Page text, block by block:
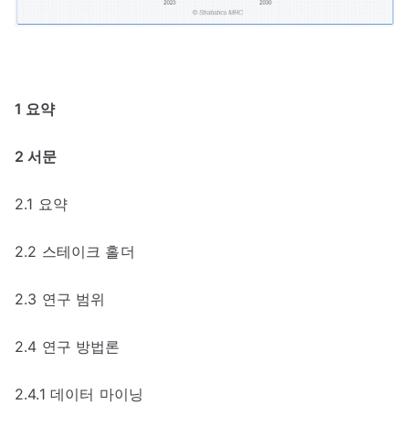
1 요약
2 서문
2.1 요약
2.2 스테이크 홀더
2.3 연구 범위
2.4 연구 방법론
2.4.1 데이터 마이닝